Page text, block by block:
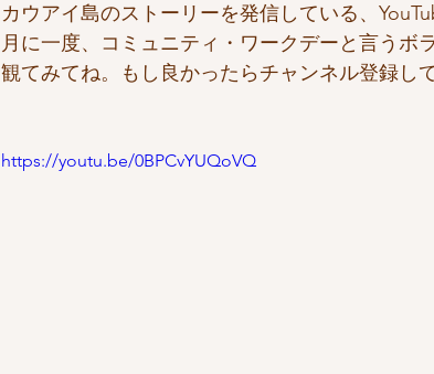
カウアイ島のストーリーを発信している、
月に一度、コミュニティ・ワークデーと言うボ
観てみてね。もし良かったらチャンネル登録し
https://youtu.be/0BPCvYUQoVQ